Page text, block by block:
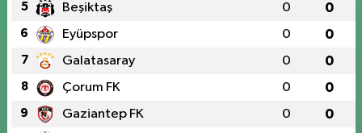
5 Beşiktaş 0 0
6 Eyüpspor 0 0
7 Galatasaray 0 0
8 Çorum FK 0 0
9 Gaziantep FK 0 0